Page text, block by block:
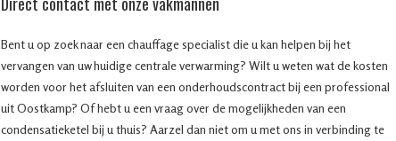
Bent u op zoek naar een chauffage specialist die u kan helpen bij het
vervangen van uw huidige centrale verwarming? Wilt u weten wat de kosten
worden voor het afsluiten van een onderhoudscontract bij een professional
uit Oostkamp? Of hebt u een vraag over de mogelijkheden van een
condensatieketel bij u thuis? Aarzel dan niet om u met ons in verbinding te